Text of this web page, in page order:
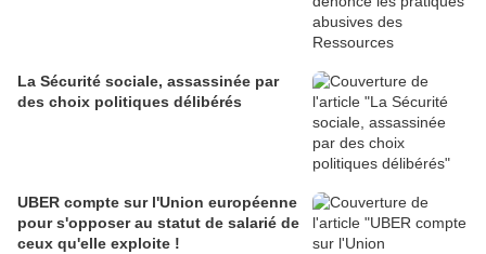
La Sécurité sociale, assassinée par
des choix politiques délibérés
UBER compte sur l'Union européenne
pour s'opposer au statut de salarié de
ceux qu'elle exploite !